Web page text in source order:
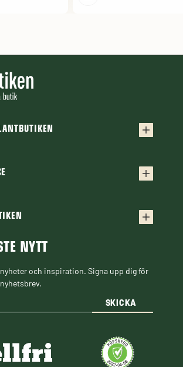
NYTT
och inspiration. Signa upp dig för
SKICKA